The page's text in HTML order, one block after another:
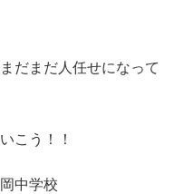
だまだ人任せになって
こう！！
中学校